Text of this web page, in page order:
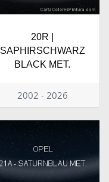
20R |
SAPHIRSCHWARZ
BLACK MET.
2002 - 2026